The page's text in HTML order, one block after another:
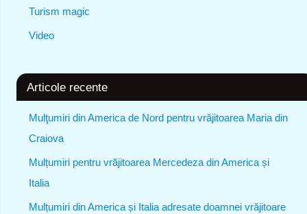
Turism magic
Video
Articole recente
Mulţumiri din America de Nord pentru vrăjitoarea Maria din
Craiova
Mulțumiri pentru vrăjitoarea Mercedeza din America și
Italia
Mulțumiri din America și Italia adresate doamnei vrăjitoare